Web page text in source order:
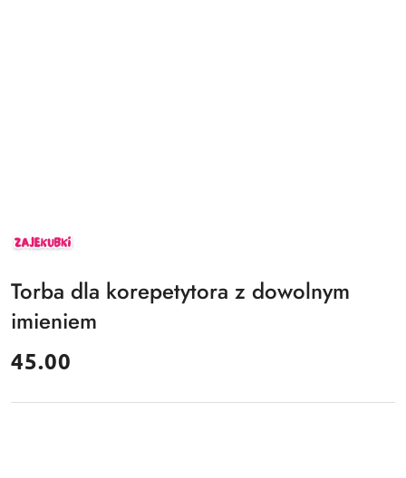
ZAJEKUBKI
Torba dla korepetytora z dowolnym
imieniem
cena:
45.00